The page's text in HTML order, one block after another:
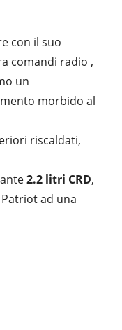
con il suo
comandi radio ,
un
morbido al
riscaldati,
2.2 litri CRD,
ad una